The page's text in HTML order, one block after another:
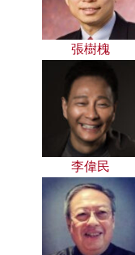
張樹槐
李偉民